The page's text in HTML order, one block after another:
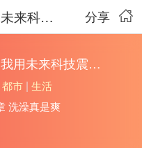
分享
时空同居，我用未来科技震惊全球
时空同居，我用未来科技震惊全球
都市 | 生活
洗澡真是爽